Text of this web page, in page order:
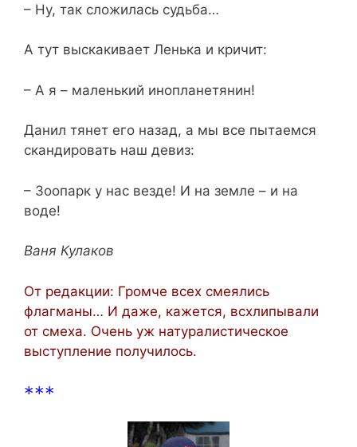
– Ну, так сложилась судьба…
А тут выскакивает Ленька и кричит:
– А я – маленький инопланетянин!
Данил тянет его назад, а мы все пытаемся
скандировать наш девиз:
– Зоопарк у нас везде! И на земле – и на
воде!
Ваня Кулаков
От редакции: Громче всех смеялись
флагманы… И даже, кажется, всхлипывали
от смеха. Очень уж натуралистическое
выступление получилось.
***